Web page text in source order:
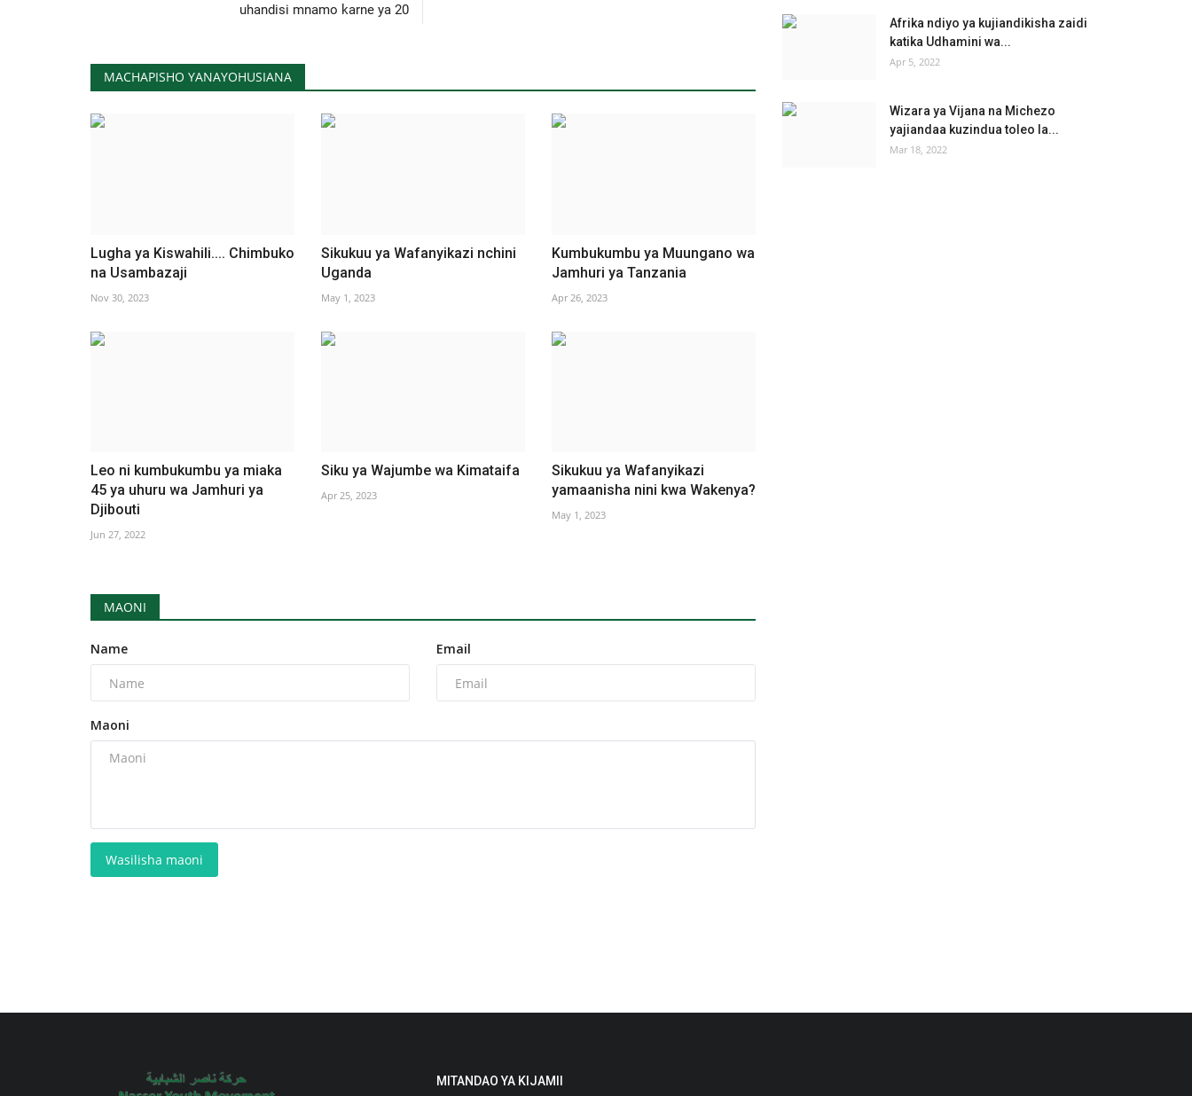
uhandisi mnamo karne ya 20
MACHAPISHO YANAYOHUSIANA
Lugha ya Kiswahili.... Chimbuko
na Usambazaji
Nov 30, 2023
Sikukuu ya Wafanyikazi nchini
Uganda
May 1, 2023
Kumbukumbu ya Muungano wa
Jamhuri ya Tanzania
Apr 26, 2023
Leo ni kumbukumbu ya miaka
45 ya uhuru wa Jamhuri ya
Djibouti
Jun 27, 2022
Siku ya Wajumbe wa Kimataifa
Apr 25, 2023
Sikukuu ya Wafanyikazi
yamaanisha nini kwa Wakenya?
May 1, 2023
MAONI
Name Email
Maoni
Wasilisha maoni
Afrika ndiyo ya kujiandikisha zaidi
katika Udhamini wa...
Apr 5, 2022
Wizara ya Vijana na Michezo
yajiandaa kuzindua toleo la...
Mar 18, 2022
MITANDAO YA KIJAMII